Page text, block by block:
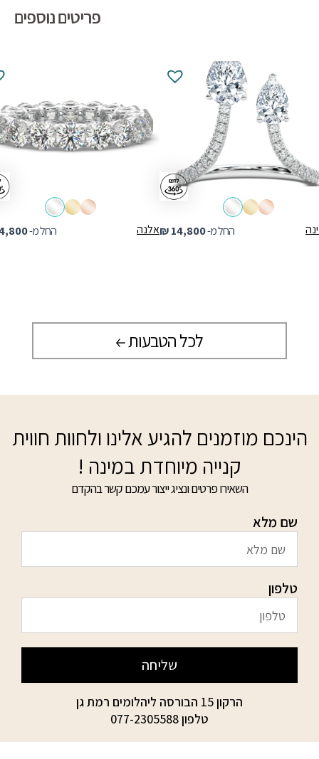
פריטים נוספים
החל מ- אלנה החל מ- ₪14,800
לכל הטבעות
הינכם מוזמנים להגיע אלינו ולחוות חווית
קנייה מיוחדת במינה !
השאירו פרטים ונציג ייצור עמכם קשר בהקדם
שם מלא
טלפון
שליחה
הרקון 15 הבורסה ליהלומים רמת גן
טלפון077-2305588